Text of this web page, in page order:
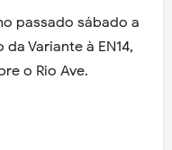
passado sábado a
Variante à EN14,
o Rio Ave.